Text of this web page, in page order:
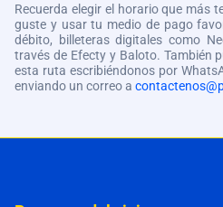
Recuerda elegir el horario que más
guste y usar tu medio de pago
débito, billeteras digitales como
través de Efecty y Baloto. También
esta ruta escribiéndonos por
enviando un correo a